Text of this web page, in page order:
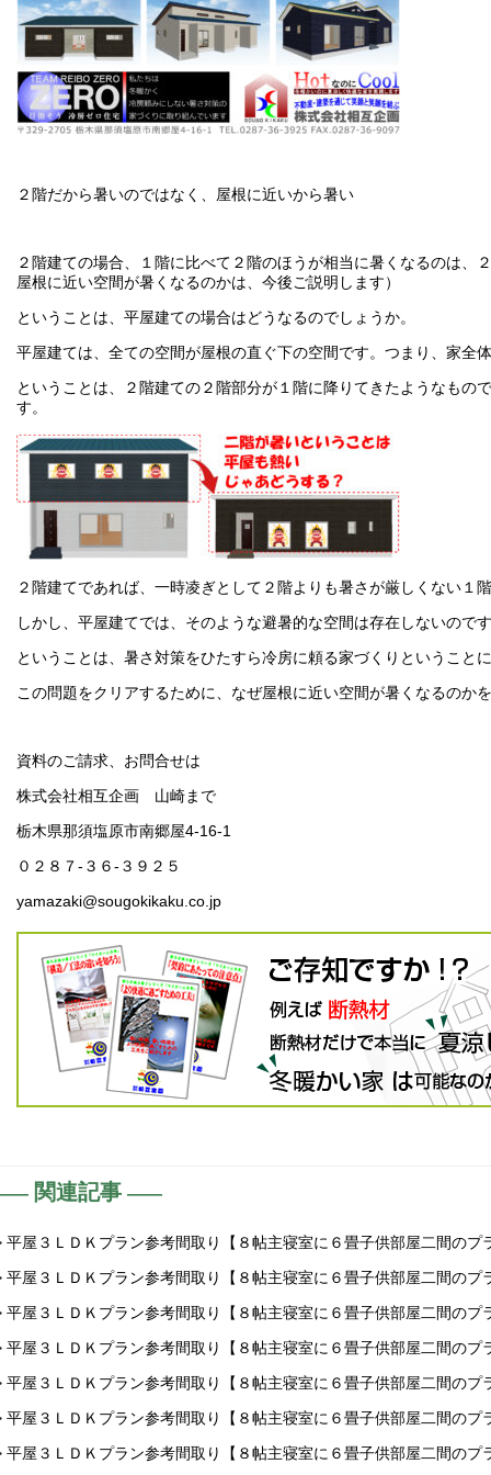
２階だから暑いのではなく、屋根に近いから暑い
２階建ての場合、１階に比べて２階のほうが相当に暑くなるのは、
屋根に近い空間が暑くなるのかは、今後ご説明します）
ということは、平屋建ての場合はどうなるのでしょうか。
平屋建ては、全ての空間が屋根の直ぐ下の空間です。つまり、家全
ということは、２階建ての２階部分が１階に降りてきたようなもの
す。
２階建てであれば、一時凌ぎとして２階よりも暑さが厳しくない１
しかし、平屋建てでは、そのような避暑的な空間は存在しないので
ということは、暑さ対策をひたすら冷房に頼る家づくりということ
この問題をクリアするために、なぜ屋根に近い空間が暑くなるのか
資料のご請求、お問合せは
株式会社相互企画 山崎まで
栃木県那須塩原市南郷屋4-16-1
０２８７-３６-３９２５
yamazaki@sougokikaku.co.jp
関連記事
平屋３ＬＤＫプラン参考間取り【８帖主寝室に６畳子供部屋二間のプ
平屋３ＬＤＫプラン参考間取り【８帖主寝室に６畳子供部屋二間のプ
平屋３ＬＤＫプラン参考間取り【８帖主寝室に６畳子供部屋二間のプ
平屋３ＬＤＫプラン参考間取り【８帖主寝室に６畳子供部屋二間のプ
平屋３ＬＤＫプラン参考間取り【８帖主寝室に６畳子供部屋二間のプ
平屋３ＬＤＫプラン参考間取り【８帖主寝室に６畳子供部屋二間のプ
平屋３ＬＤＫプラン参考間取り【８帖主寝室に６畳子供部屋二間のプ